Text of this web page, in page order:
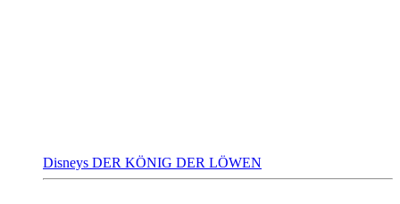
Disneys DER KÖNIG DER LÖWEN